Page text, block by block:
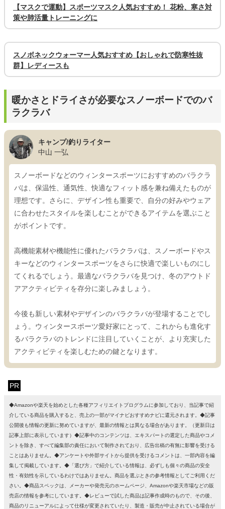
【マスクで運動】スポーツマスク人気おすすめ！ 花粉、寒さ対
策や肺活量トレーニングに
スノボネックウォーマー人気おすすめ【おしゃれで防寒性抜
群】レディースも
暖かさとドライさが必要なスノーボードでのバ
ラクラバ
キャンプ/釣りライター
中山 一弘
スノーボードなどのウィンタースポーツにおすすめのバラクラ
バは、保温性、通気性、快適なフィット感を兼ね備えたものが
理想です。さらに、デザイン性も重要で、自分の好みやウェア
に合わせたスタイルを楽しむことができるアイテムを選ぶこと
がポイントです。
高機能素材や機能性に優れたバラクラバは、スノーボードやス
キーなどのウィンタースポーツをさらに快適で楽しいものにし
てくれるでしょう。最適なバラクラバを見つけ、冬のアウトド
アアクティビティを存分に楽しみましょう。
今後も新しい素材やデザインのバラクラバが登場することでし
ょう。ウィンタースポーツ愛好家にとって、これからも進化す
るバラクラバのトレンドに注目していくことが、より充実した
アクティビティを楽しむための鍵となります。
PR
◆Amazonや楽天を始めとした各種アフィリエイトプログラムに参加しており、当記事で紹
介している商品を購入すると、売上の一部がマイナビおすすめナビに還元されます。◆記事
公開後も情報の更新に努めていますが、最新の情報とは異なる場合があります。（更新日は
記事上部に表示しています）◆記事中のコンテンツは、エキスパートの選定した商品やコメ
ントを除き、すべて編集部の責任において制作されており、広告出稿の有無に影響を受ける
ことはありません。◆アンケートや外部サイトから提供を受けるコメントは、一部内容を編
集して掲載しています。◆「選び方」で紹介している情報は、必ずしも個々の商品の安全
性・有効性を示しているわけではありません。商品を選ぶときの参考情報としてご利用くだ
さい。◆商品スペックは、メーカーや発売元のホームページ、Amazonや楽天市場などの販
売店の情報を参考にしています。◆レビューで試した商品は記事作成時のもので、その後、
商品のリニューアルによって仕様が変更されていたり、製造・販売が中止されている場合が